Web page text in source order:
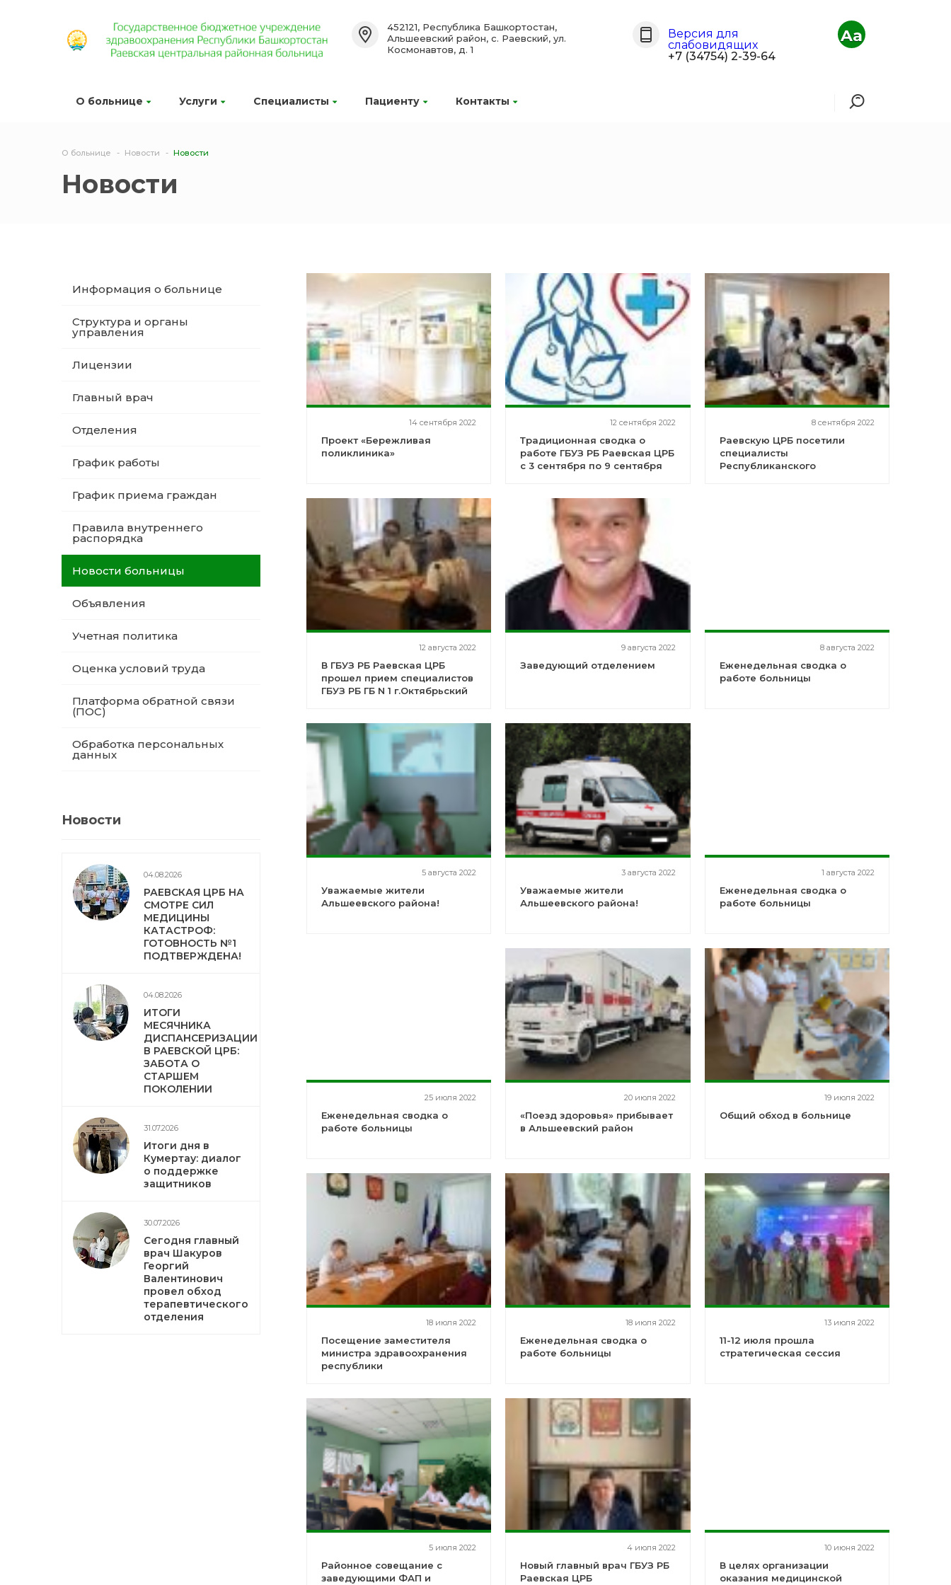
О больнице Услуги Специалисты Пациенту Контакты
452121, Республика Башкортостан,
Альшеевский район, с. Раевский, ул.
Космонавтов, д. 1
Версия для
слабовидящих
+7 (34754) 2-39-64
Aa
О больнице Новости Новости
Новости
Информация о больнице
Структура и органы
управления
Лицензии
Главный врач
Отделения
График работы
График приема граждан
Правила внутреннего
распорядка
Новости больницы
Объявления
Учетная политика
Оценка условий труда
Платформа обратной связи
(ПОС)
Обработка персональных
данных
Новости
04.08.2026
РАЕВСКАЯ ЦРБ НА
СМОТРЕ СИЛ
МЕДИЦИНЫ
КАТАСТРОФ:
ГОТОВНОСТЬ №1
ПОДТВЕРЖДЕНА!
04.08.2026
ИТОГИ
МЕСЯЧНИКА
ДИСПАНСЕРИЗАЦИИ
В РАЕВСКОЙ ЦРБ:
ЗАБОТА О
СТАРШЕМ
ПОКОЛЕНИИ
31.07.2026
Итоги дня в
Кумертау: диалог
о поддержке
защитников
30.07.2026
Сегодня главный
врач Шакуров
Георгий
Валентинович
провел обход
терапевтического
отделения
14 сентября 2022
Проект «Бережливая
поликлиника»
12 сентября 2022
Традиционная сводка о
работе ГБУЗ РБ Раевская ЦРБ
с 3 сентября по 9 сентября
8 сентября 2022
Раевскую ЦРБ посетили
специалисты
Республиканского
12 августа 2022
В ГБУЗ РБ Раевская ЦРБ
прошел прием специалистов
ГБУЗ РБ ГБ N 1 г.Октябрьский
9 августа 2022
Заведующий отделением
8 августа 2022
Еженедельная сводка о
работе больницы
5 августа 2022
Уважаемые жители
Альшеевского района!
3 августа 2022
Уважаемые жители
Альшеевского района!
1 августа 2022
Еженедельная сводка о
работе больницы
25 июля 2022
Еженедельная сводка о
работе больницы
20 июля 2022
«Поезд здоровья» прибывает
в Альшеевский район
19 июля 2022
Общий обход в больнице
18 июля 2022
Посещение заместителя
министра здравоохранения
республики
18 июля 2022
Еженедельная сводка о
работе больницы
13 июля 2022
11-12 июля прошла
стратегическая сессия
5 июля 2022
Районное совещание с
заведующими ФАП и
4 июля 2022
Новый главный врач ГБУЗ РБ
Раевская ЦРБ
10 июня 2022
В целях организации
оказания медицинской